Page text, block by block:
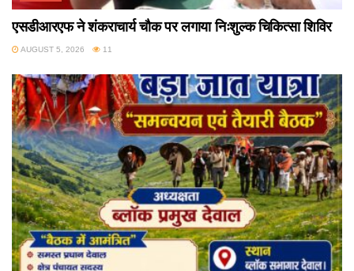
एसडीआरएफ ने शंकराचार्य चौक पर लगाया निःशुल्क चिकित्सा शिविर
AUGUST 5, 2026 11